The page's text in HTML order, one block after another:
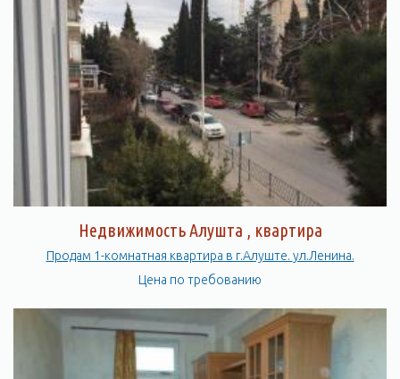
Недвижимость Алушта , квартира
Продам 1-комнатная квартира в г.Алуште. ул.Ленина.
Цена по требованию